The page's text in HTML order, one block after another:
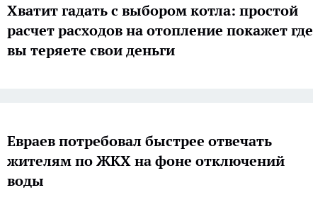
Хватит гадать с выбором котла: простой
расчет расходов на отопление покажет где
вы теряете свои деньги
Евраев потребовал быстрее отвечать
жителям по ЖКХ на фоне отключений
воды